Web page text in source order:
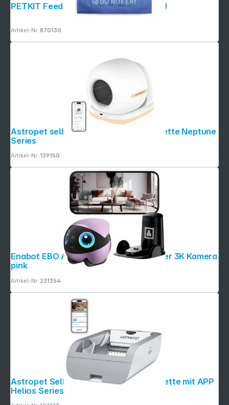
PETKIT Feeder Desiccant-5pcs (P5FD)
Artikel-Nr.:870130
Astropet selbstreinigende Katzen toilette Neptune
Series
Artikel-Nr.:139150
Enabot EBO Air 2 Plus Haustier- roboter 3K Kamera
pink
Artikel-Nr.:231354
Astropet Selbstreinigende Katzen toilette mit APP
Helios Series
Folgen Sie uns auf